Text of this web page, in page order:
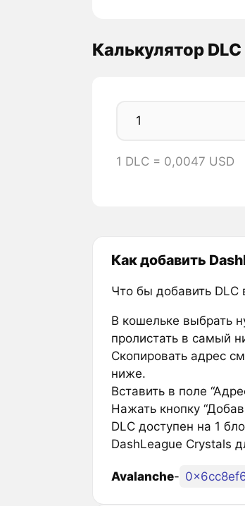
Калькулятор DLC
1 DLC = 0,0047 USD
Как добавить
Что бы добавить
В кошельке выбрать
пролистать в самый
Скопировать адрес
ниже.
Вставить в поле
Нажать кнопку
DLC доступен на 1
DashLeague Crystals
Avalanche-